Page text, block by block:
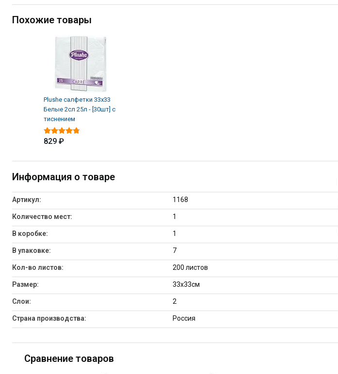
Похожие товары
Plushe салфетки 33х33
Белые 2сл 25л - [30шт] с
тиснением
829 ₽
Информация о товаре
Артикул: 1168
Количество мест: 1
В коробке: 1
В упаковке: 7
Кол-во листов: 200 листов
Размер: 33х33см
Слои: 2
Страна производства: Россия
Сравнение товаров